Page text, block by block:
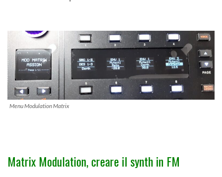
Menu Modulation Matrix
Matrix Modulation, creare il synth in FM